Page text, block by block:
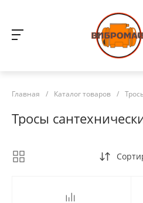
Главная / Каталог товаров /
Тросы